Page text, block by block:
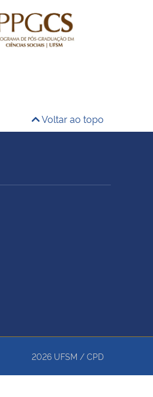
Voltar ao topo
2026 UFSM / CPD